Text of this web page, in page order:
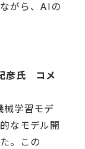
がら、AIの
彦氏 コメ
械学習モデ
なモデル開
。この